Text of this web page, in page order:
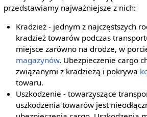
przedstawiamy najważniejsze z nich:
Kradzież - jednym z najczęstszych
kradzież towarów podczas
miejsce zarówno na drodze, w
magazynów. Ubezpieczenie cargo
związanymi z kradzieżą i pokrywa
towaru.
Uszkodzenie - towarzyszące
uszkodzenia towarów jest